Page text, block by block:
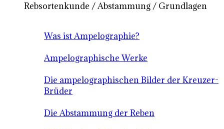
Rebsortenkunde / Abstammung / Grundlagen
Was ist Ampelographie?
Ampelographische Werke
Die ampelographischen Bilder der Kreuzer-
Brüder
Die Abstammung der Reben